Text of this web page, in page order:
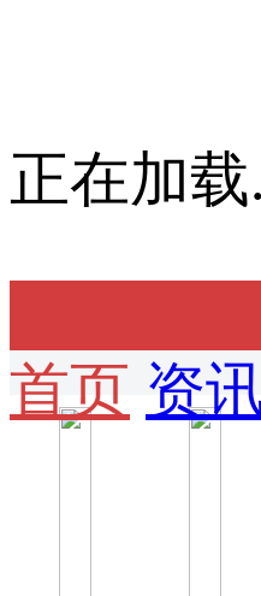
正在加载
首页 资